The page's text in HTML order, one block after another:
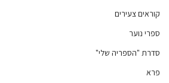
קוראים צעירים
ספרי נוער
סדרת "הספריה שלי"
פרא